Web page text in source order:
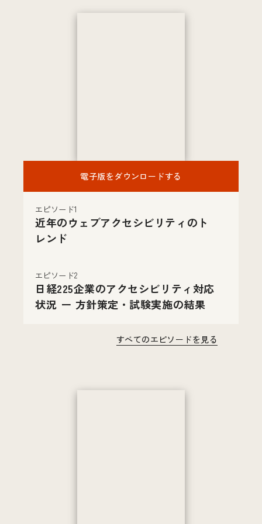
電子版をダウンロードする
エピソード1
近年のウェブアクセシビリティのト
レンド
エピソード2
日経225企業のアクセシビリティ対応
状況 ー 方針策定・試験実施の結果
すべてのエピソードを見る